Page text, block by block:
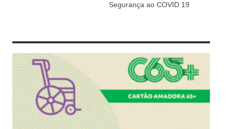
Segurança ao COVID 19